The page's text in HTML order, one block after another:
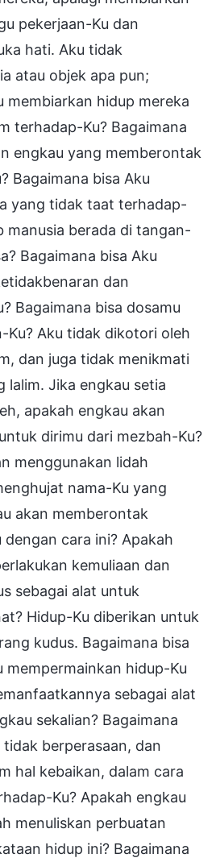
pekerjaan-Ku dan
hati. Aku tidak
atau objek apa pun;
membiarkan hidup mereka
terhadap-Ku? Bagaimana
engkau yang memberontak
Bagaimana bisa Aku
yang tidak taat terhadap-
manusia berada di tangan-
Bagaimana bisa Aku
dan
Bagaimana bisa dosamu
Ku? Aku tidak dikotori oleh
dan juga tidak menikmati
lalim. Jika engkau setia
apakah engkau akan
dirimu dari mezbah-Ku?
menggunakan lidah
nama-Ku yang
akan memberontak
cara ini? Apakah
kemuliaan dan
sebagai alat untuk
Hidup-Ku diberikan untuk
kudus. Bagaimana bisa
mempermainkan hidup-Ku
sebagai alat
sekalian? Bagaimana
berperasaan, dan
hal kebaikan, dalam cara
Ku? Apakah engkau
menuliskan perbuatan
hidup ini? Bagaimana